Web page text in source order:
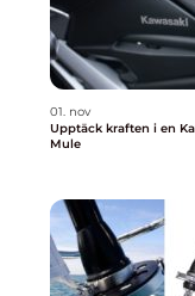
01. nov
Upptäck kraften i en
Mule